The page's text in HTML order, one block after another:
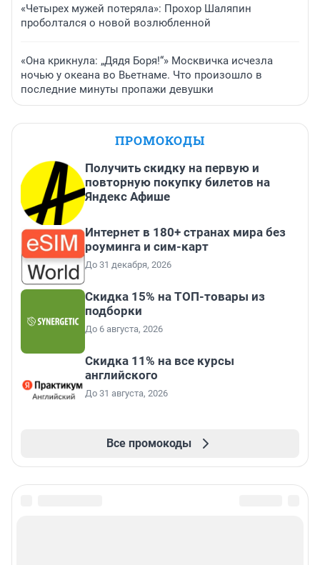
«Четырех мужей потеряла»: Прохор Шаляпин
проболтался о новой возлюбленной
«Она крикнула: „Дядя Боря!“» Москвичка исчезла
ночью у океана во Вьетнаме. Что произошло в
последние минуты пропажи девушки
ПРОМОКОДЫ
Получить скидку на первую и
повторную покупку билетов на
Яндекс Афише
Интернет в 180+ странах мира без
роуминга и сим-карт
До 31 декабря, 2026
Скидка 15% на ТОП-товары из
подборки
До 6 августа, 2026
Скидка 11% на все курсы
английского
До 31 августа, 2026
Все промокоды